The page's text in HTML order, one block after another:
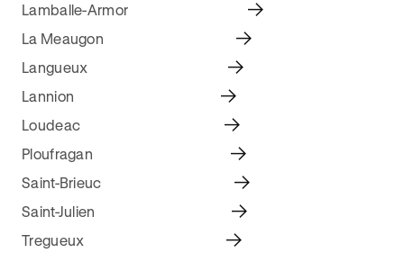
Lamballe-Armor
La Meaugon
Langueux
Lannion
Loudeac
Ploufragan
Saint-Brieuc
Saint-Julien
Tregueux